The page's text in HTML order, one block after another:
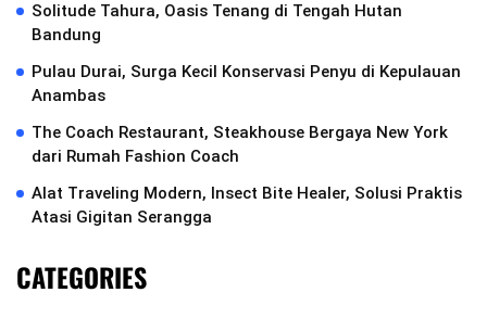
Solitude Tahura, Oasis Tenang di Tengah Hutan
Bandung
Pulau Durai, Surga Kecil Konservasi Penyu di Kepulauan
Anambas
The Coach Restaurant, Steakhouse Bergaya New York
dari Rumah Fashion Coach
Alat Traveling Modern, Insect Bite Healer, Solusi Praktis
Atasi Gigitan Serangga
CATEGORIES